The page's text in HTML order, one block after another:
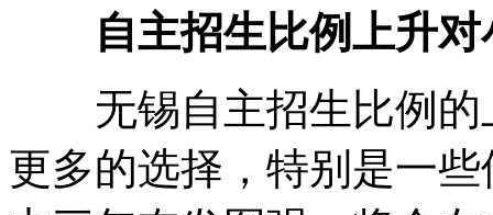
自主招生比例上升
无锡自主招生比例的
更多的选择，特别是一